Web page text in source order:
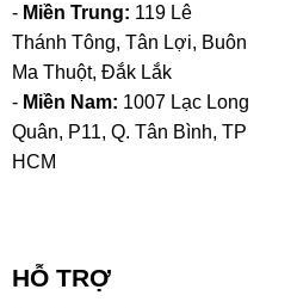
- Miền Trung: 119 Lê
Thánh Tông, Tân Lợi, Buôn
Ma Thuột, Đắk Lắk
- Miền Nam: 1007 Lạc Long
Quân, P11, Q. Tân Bình, TP
HCM
HỖ TRỢ